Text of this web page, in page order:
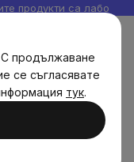
С продължаване
се съгласявате
тук.
продукти са